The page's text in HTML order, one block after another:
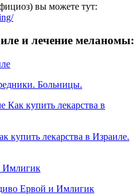
вы можете тут:
и лечение меланомы:
Больницы.
купить лекарства в Израиле.
Ервой и Имлигик